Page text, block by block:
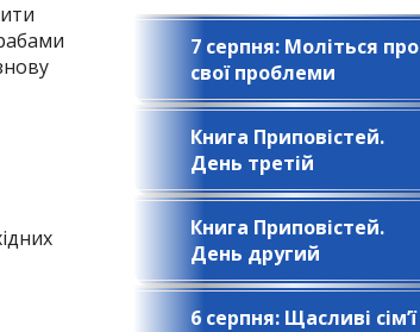
7 серпня: Моліться про
свої проблеми
Книга Приповістей.
День третій
Книга Приповістей.
День другий
6 серпня: Щасливі сім’ї